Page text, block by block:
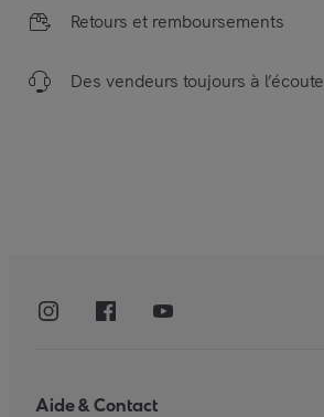
Retours et remboursements
Des vendeurs toujours à l’écoute
Aide & Contact